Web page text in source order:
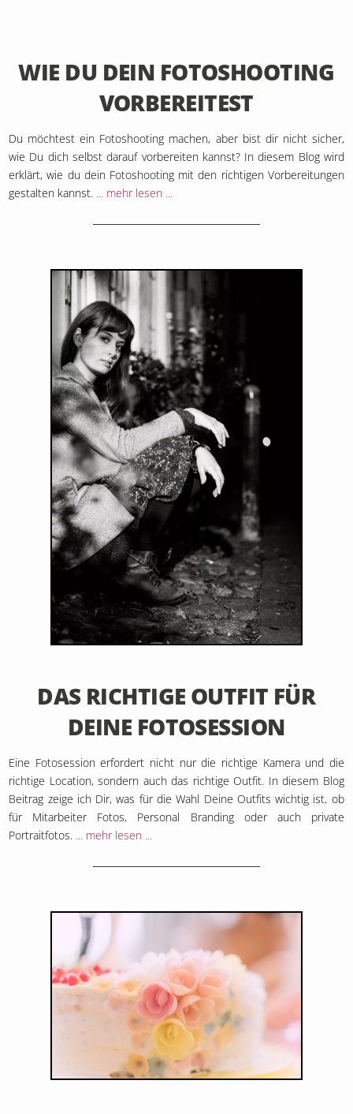
WIE DU DEIN FOTOSHOOTING
VORBEREITEST
Du möchtest ein Fotoshooting machen, aber bist dir nicht sicher,
wie Du dich selbst darauf vorbereiten kannst? In diesem Blog wird
erklärt, wie du dein Fotoshooting mit den richtigen Vorbereitungen
gestalten kannst. ... mehr lesen ...
DAS RICHTIGE OUTFIT FÜR
DEINE FOTOSESSION
Eine Fotosession erfordert nicht nur die richtige Kamera und die
richtige Location, sondern auch das richtige Outfit. In diesem Blog
Beitrag zeige ich Dir, was für die Wahl Deine Outfits wichtig ist, ob
für Mitarbeiter Fotos, Personal Branding oder auch private
Portraitfotos. ... mehr lesen ...